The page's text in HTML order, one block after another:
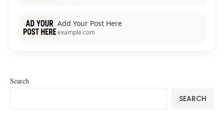
Add Your Post Here
example.com
Search
SEARCH